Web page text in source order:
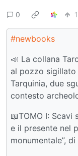
0 1
#newbooks
📣 La collana
al pozzo sigillato
Tarquinia, due
contesto
📖TOMO I: Scavi
e il presente nel
monumentale”,